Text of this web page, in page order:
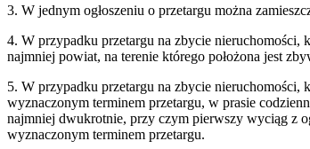
3. W jednym ogłoszeniu o przetargu można
4. W przypadku przetargu na zbycie nieruchomości,
najmniej powiat, na terenie którego położona jest
5. W przypadku przetargu na zbycie nieruchomości,
wyznaczonym terminem przetargu, w prasie
najmniej dwukrotnie, przy czym pierwszy wyciąg z
wyznaczonym terminem przetargu.